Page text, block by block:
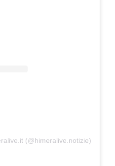
(@himeralive.notizie)